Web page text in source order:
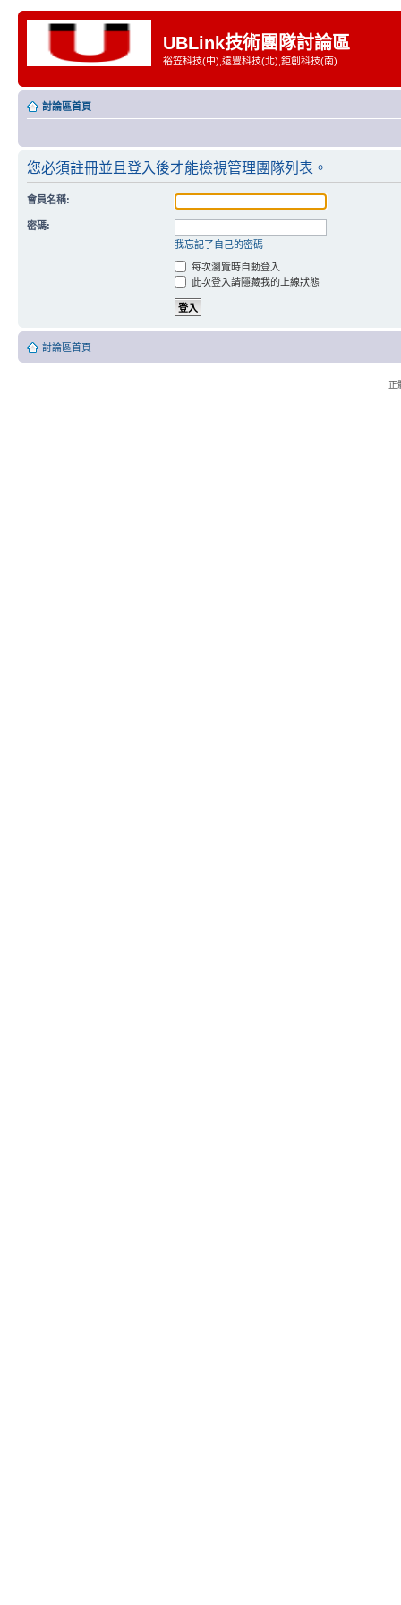
UBLink技術團隊討論區
裕笠科技(中),遠豐科技(北),鉅創科技(南)
討論區首頁
您必須註冊並且登入後才能檢視管理團隊列表。
會員名稱:
密碼:
我忘記了自己的密碼
每次瀏覽時自動登入
此次登入請隱藏我的上線狀態
討論區首頁
正